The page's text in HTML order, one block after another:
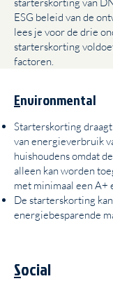
ESG beleid van de
lees je voor de drie
starterskorting
factoren.
Environmental
Starterskorting
van energieverbruik
huishoudens omdat
alleen kan worden
met minimaal een A+
De starterskorting
energiebesparende
Social